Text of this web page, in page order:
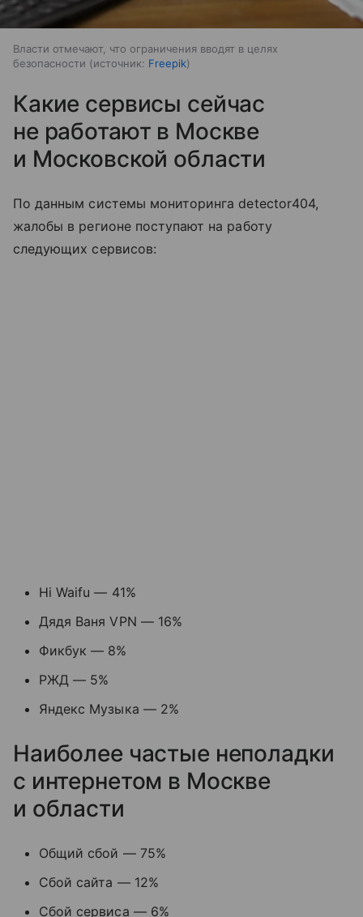
Власти отмечают, что ограничения вводят в целях
безопасности
источник: Freepik
Какие сервисы сейчас
не работают в Москве
и Московской области
По данным системы мониторинга detector404,
жалобы в регионе поступают на работу
следующих сервисов:
Hi Waifu — 41%
Дядя Ваня VPN — 16%
Фикбук — 8%
РЖД — 5%
Яндекс Музыка — 2%
Наиболее частые неполадки
с интернетом в Москве
и области
Общий сбой — 75%
Сбой сайта — 12%
Сбой сервиса — 6%